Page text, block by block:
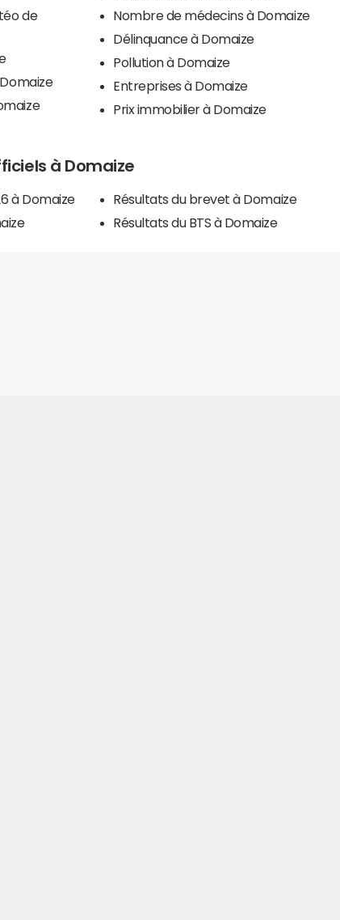
de
Nombre de médecins à Domaize
Délinquance à Domaize
Pollution à Domaize
Entreprises à Domaize
Prix immobilier à Domaize
à Domaize
à Domaize
Résultats du brevet à Domaize
Résultats du BTS à Domaize